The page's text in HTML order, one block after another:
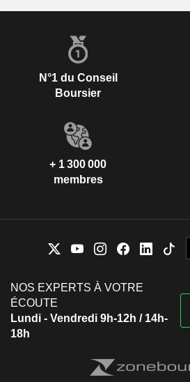
N°1 du Conseil
Boursier
+ 1 300 000
membres
NOS EXPERTS À VOTRE
ÉCOUTE
Lundi - Vendredi 9h-12h / 14h-
18h